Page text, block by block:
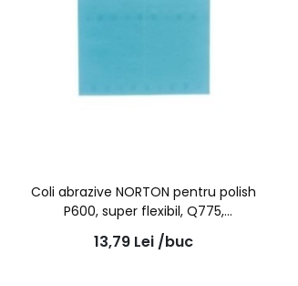
Coli abrazive NORTON pentru polish
P600, super flexibil, Q775,
170mm*130mm
13,79 Lei /buc